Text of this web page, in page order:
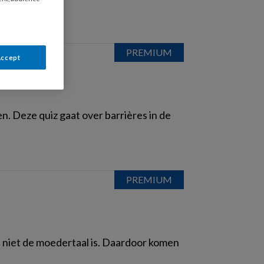
Deze quiz gaat over barrières in de
de moedertaal is. Daardoor komen